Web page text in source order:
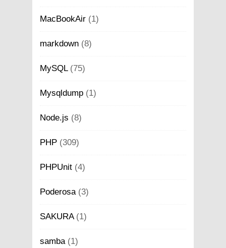
MacBookAir (1)
markdown (8)
MySQL(75)
Mysqldump (1)
Node.js (8)
PHP (309)
PHPUnit (4)
Poderosa(3)
SAKURA(1)
samba(1)